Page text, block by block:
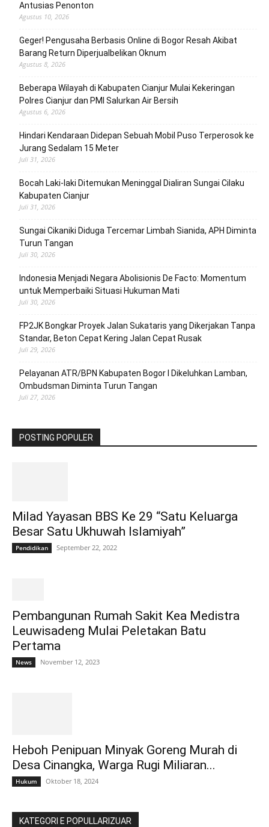
Antusias Penonton
Agustus 10, 2026
Geger! Pengusaha Berbasis Online di Bogor Resah Akibat
Barang Return Diperjualbelikan Oknum
Agustus 8, 2026
Beberapa Wilayah di Kabupaten Cianjur Mulai Kekeringan
Polres Cianjur dan PMI Salurkan Air Bersih
Agustus 6, 2026
Hindari Kendaraan Didepan Sebuah Mobil Puso Terperosok ke
Jurang Sedalam 15 Meter
Juli 31, 2026
Bocah Laki-laki Ditemukan Meninggal Dialiran Sungai Cilaku
Kabupaten Cianjur
Juli 31, 2026
Sungai Cikaniki Diduga Tercemar Limbah Sianida, APH Diminta
Turun Tangan
Juli 30, 2026
‎Indonesia Menjadi Negara Abolisionis De Facto: Momentum
untuk Memperbaiki Situasi Hukuman Mati
Juli 30, 2026
FP2JK Bongkar Proyek Jalan Sukataris yang Dikerjakan Tanpa
Standar, Beton Cepat Kering Jalan Cepat Rusak
Juli 29, 2026
Pelayanan ATR/BPN Kabupaten Bogor I Dikeluhkan Lamban,
Ombudsman Diminta Turun Tangan
Juli 27, 2026
POSTING POPULER
Milad Yayasan BBS Ke 29 “Satu Keluarga
Besar Satu Ukhuwah Islamiyah”
Pendidikan September 22, 2022
Pembangunan Rumah Sakit Kea Medistra
Leuwisadeng Mulai Peletakan Batu
Pertama
News November 12, 2023
Heboh Penipuan Minyak Goreng Murah di
Desa Cinangka, Warga Rugi Miliaran...
Hukum Oktober 18, 2024
KATEGORI E POPULLARIZUAR